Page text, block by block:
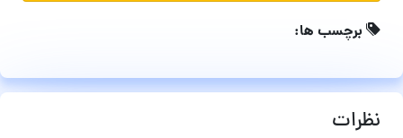
برچسب ها:
نظرات